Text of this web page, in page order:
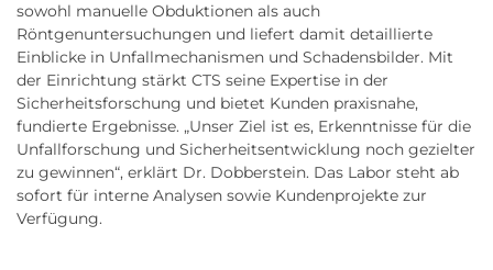
sowohl manuelle Obduktionen als auch
Röntgenuntersuchungen und liefert damit detaillierte
Einblicke in Unfallmechanismen und Schadensbilder. Mit
der Einrichtung stärkt CTS seine Expertise in der
Sicherheitsforschung und bietet Kunden praxisnahe,
fundierte Ergebnisse. „Unser Ziel ist es, Erkenntnisse für die
Unfallforschung und Sicherheitsentwicklung noch gezielter
zu gewinnen“, erklärt Dr. Dobberstein. Das Labor steht ab
sofort für interne Analysen sowie Kundenprojekte zur
Verfügung.